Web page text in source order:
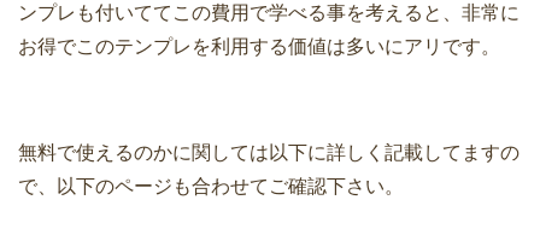
ンプレも付いててこの費用で学べる事を考えると、非常に
お得でこのテンプレを利用する価値は多いにアリです。
無料で使えるのかに関しては以下に詳しく記載してますの
で、以下のページも合わせてご確認下さい。